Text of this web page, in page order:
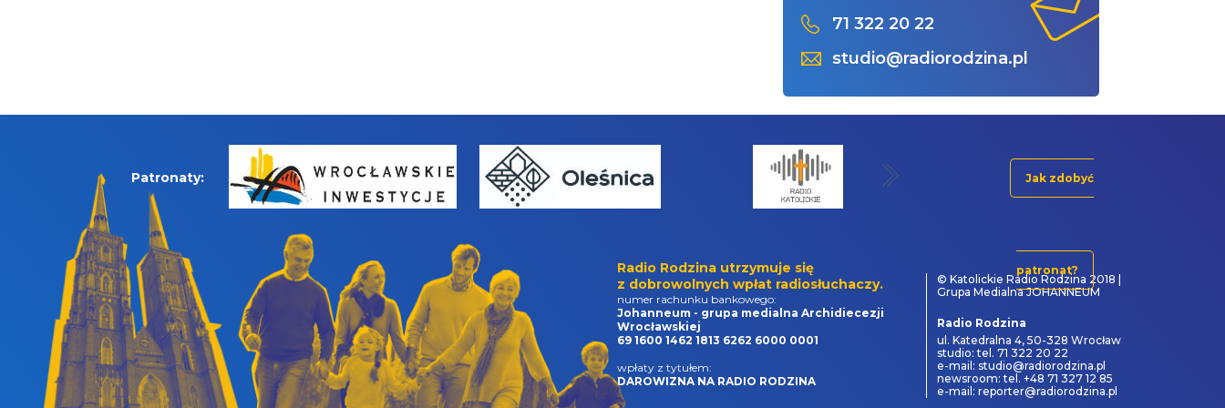
71 322 20 22
studio@radiorodzina.pl
Patronaty: Jak zdobyć
patronat?
Radio Rodzina utrzymuje się
z dobrowolnych wpłat radiosłuchaczy.
numer rachunku bankowego:
Johanneum - grupa medialna Archidiecezji
Wrocławskiej
69 1600 1462 1813 6262 6000 0001
wpłaty z tytułem:
DAROWIZNA NA RADIO RODZINA
© Katolickie Radio Rodzina 2018 |
Grupa Medialna JOHANNEUM
Radio Rodzina
ul. Katedralna 4, 50-328 Wrocław
studio: tel. 71 322 20 22
e-mail: studio@radiorodzina.pl
newsroom: tel. +48 71 327 12 85
e-mail: reporter@radiorodzina.pl